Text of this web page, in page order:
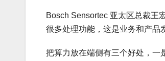
Bosch Sensortec 亚太区总裁王
很多处理功能，这是业务和产品
把算力放在端侧有三个好处，一